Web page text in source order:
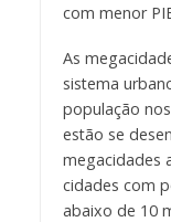
com menor
As
sistema
população
estão se
megacidades
cidades com
abaixo de 10